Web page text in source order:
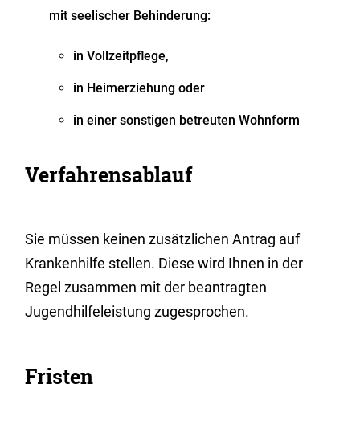
mit seelischer Behinderung:
in Vollzeitpflege,
in Heimerziehung oder
in einer sonstigen betreuten Wohnform
Verfahrensablauf
Sie müssen keinen zusätzlichen Antrag auf
Krankenhilfe stellen. Diese wird Ihnen in der
Regel zusammen mit der beantragten
Jugendhilfeleistung zugesprochen.
Fristen